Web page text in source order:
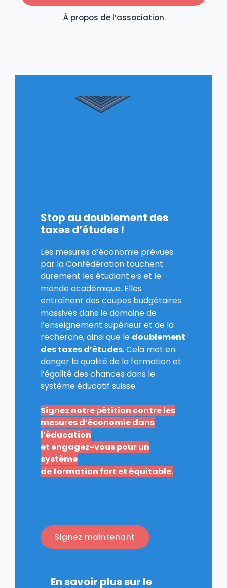
À propos de l’association
Stop au doublement des
taxes d’études !
Les mesures d’économie prévues
par la Confédération touchent
durement les étudiant·e·s et le
monde académique. Elles
entraînent des coupes budgétaires
massives dans le domaine de
l’enseignement supérieur et de la
recherche, ainsi que le doublement
des taxes d’études. Cela met en
danger la qualité de la formation et
l’égalité des chances dans le
système éducatif suisse.
Signez notre pétition contre les
mesures d’économie dans
l’éducation
et engagez-vous pour un
système
de formation fort et équitable.
Signez maintenant
En savoir plus sur le